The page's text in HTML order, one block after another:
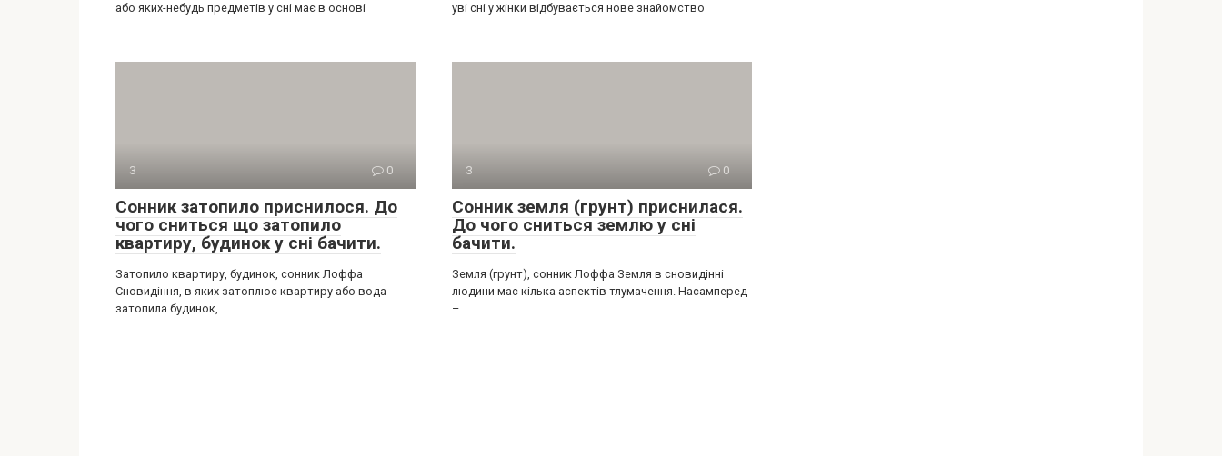
або яких-небудь предметів у сні має в основі
уві сні у жінки відбувається нове знайомство
З 0
Сонник затопило приснилося. До
чого сниться що затопило
квартиру, будинок у сні бачити.
Затопило квартиру, будинок, сонник Лоффа
Сновидіння, в яких затоплює квартиру або вода
затопила будинок,
З 0
Сонник земля (грунт) приснилася.
До чого сниться землю у сні
бачити.
Земля (грунт), сонник Лоффа Земля в сновидінні
людини має кілька аспектів тлумачення. Насамперед
–